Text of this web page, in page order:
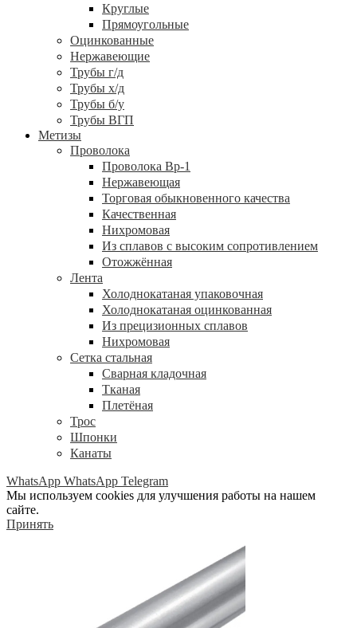
Круглые
Прямоугольные
Оцинкованные
Нержавеющие
Трубы г/д
Трубы х/д
Трубы б/у
Трубы ВГП
Метизы
Проволока
Проволока Вр-1
Нержавеющая
Торговая обыкновенного качества
Качественная
Нихромовая
Из сплавов с высоким сопротивлением
Отожжённая
Лента
Холоднокатаная упаковочная
Холоднокатаная оцинкованная
Из прецизионных сплавов
Нихромовая
Сетка стальная
Сварная кладочная
Тканая
Плетёная
Трос
Шпонки
Канаты
WhatsApp WhatsApp Telegram
Мы используем cookies для улучшения работы на нашем
сайте.
Принять